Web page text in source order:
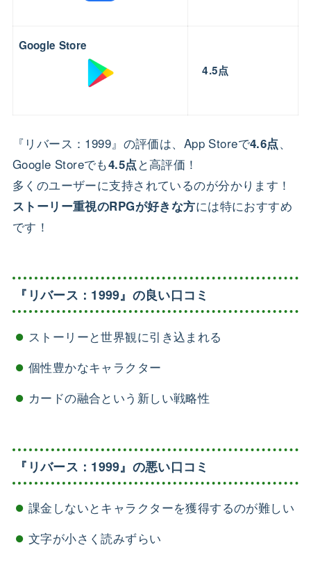
Google Store
4.5点
『リバース：1999』の評価は、App Storeで4.6点、
Google Storeでも4.5点 と高評価！
多くのユーザーに支持されているのが分かります！
ストーリー重視のRPGが好きな方には特におすすめ
です！
『リバース：1999』の良い口コミ
ストーリーと世界観に引き込まれる
個性豊かなキャラクター
カードの融合という新しい戦略性
『リバース：1999』の悪い口コミ
課金しないとキャラクターを獲得するのが難しい
文字が小さく読みずらい